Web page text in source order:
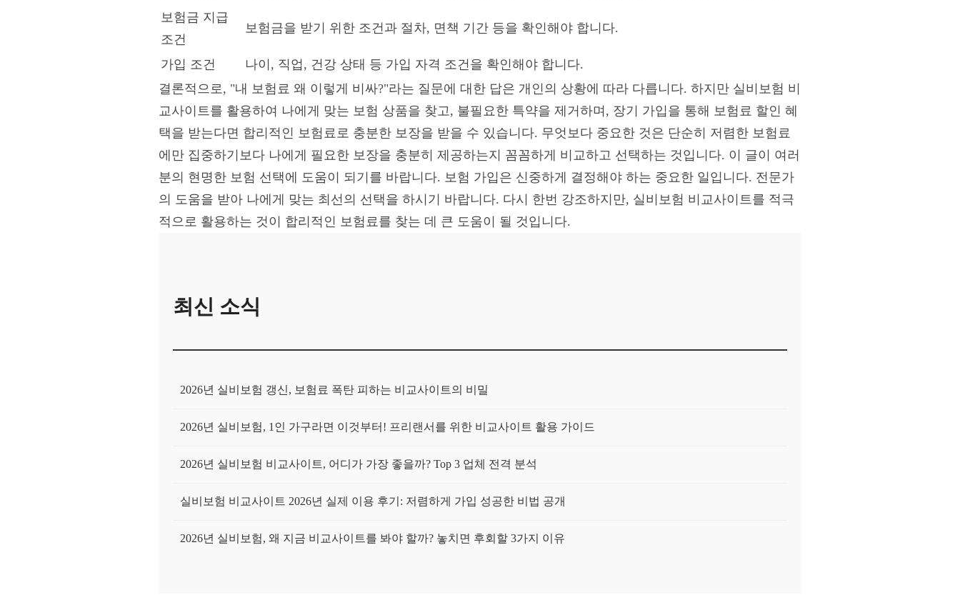
보험금 지급
조건
보험금을 받기 위한 조건과 절차, 면책 기간 등을 확인해야 합니다.
가입 조건
나이, 직업, 건강 상태 등 가입 자격 조건을 확인해야 합니다.
결론적으로, "내 보험료 왜 이렇게 비싸?"라는 질문에 대한 답은 개인의 상황에 따라 다릅니다. 하지만 실비보험 비
교사이트를 활용하여 나에게 맞는 보험 상품을 찾고, 불필요한 특약을 제거하며, 장기 가입을 통해 보험료 할인 혜
택을 받는다면 합리적인 보험료로 충분한 보장을 받을 수 있습니다. 무엇보다 중요한 것은 단순히 저렴한 보험료
에만 집중하기보다 나에게 필요한 보장을 충분히 제공하는지 꼼꼼하게 비교하고 선택하는 것입니다. 이 글이 여러
분의 현명한 보험 선택에 도움이 되기를 바랍니다. 보험 가입은 신중하게 결정해야 하는 중요한 일입니다. 전문가
의 도움을 받아 나에게 맞는 최선의 선택을 하시기 바랍니다. 다시 한번 강조하지만, 실비보험 비교사이트를 적극
적으로 활용하는 것이 합리적인 보험료를 찾는 데 큰 도움이 될 것입니다.
최신 소식
2026년 실비보험 갱신, 보험료 폭탄 피하는 비교사이트의 비밀
2026년 실비보험, 1인 가구라면 이것부터! 프리랜서를 위한 비교사이트 활용 가이드
2026년 실비보험 비교사이트, 어디가 가장 좋을까? Top 3 업체 전격 분석
실비보험 비교사이트 2026년 실제 이용 후기: 저렴하게 가입 성공한 비법 공개
2026년 실비보험, 왜 지금 비교사이트를 봐야 할까? 놓치면 후회할 3가지 이유